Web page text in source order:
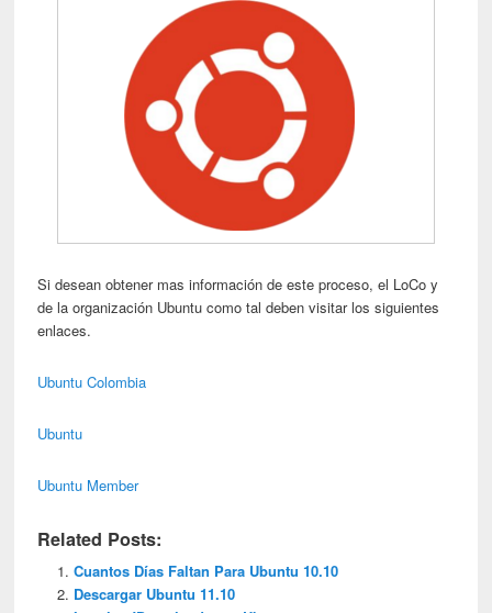
Si desean obtener mas información de este proceso, el LoCo y
de la organización Ubuntu como tal deben visitar los siguientes
enlaces.
Ubuntu Colombia
Ubuntu
Ubuntu Member
Related Posts:
Cuantos Días Faltan Para Ubuntu 10.10
Descargar Ubuntu 11.10